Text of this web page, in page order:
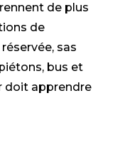
de plus
de
sas
bus et
doit apprendre